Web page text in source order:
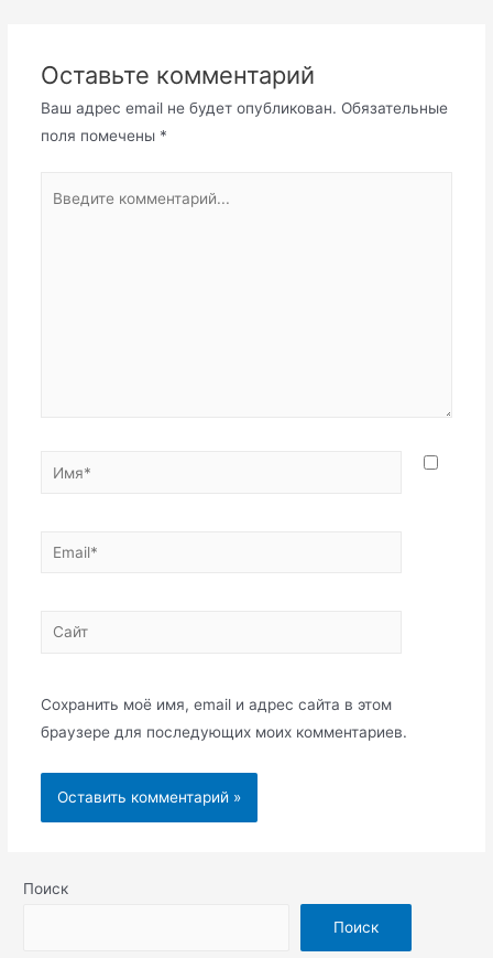
Оставьте комментарий
Ваш адрес email не будет опубликован. Обязательные
поля помечены *
комментарий...
Имя*
Email*
Сайт
Сохранить моё имя, email и адрес сайта в этом
браузере для последующих моих комментариев.
Поиск
Поиск